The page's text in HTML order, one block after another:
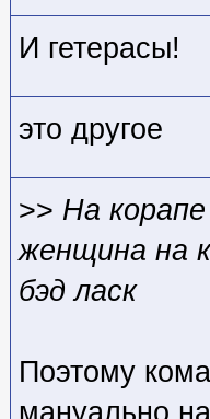
И гетерасы!
это другое
>> На
женщина на
бэд ласк
Поэтому
мануально